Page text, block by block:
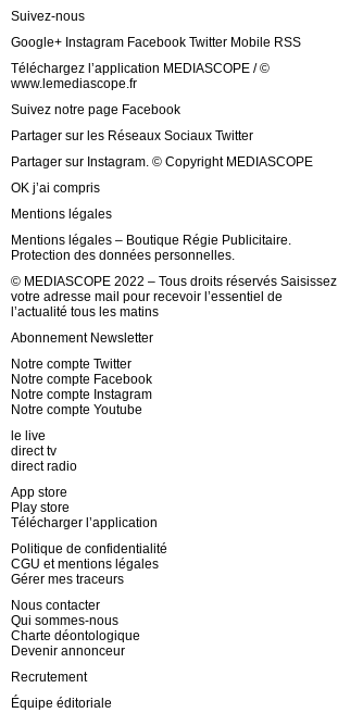
Suivez-nous
Google+ Instagram Facebook Twitter Mobile RSS
Téléchargez l’application MEDIASCOPE / ©
www.lemediascope.fr
Suivez notre page Facebook
Partager sur les Réseaux Sociaux Twitter
Partager sur Instagram. © Copyright MEDIASCOPE
OK j’ai compris
Mentions légales
Mentions légales – Boutique Régie Publicitaire.
Protection des données personnelles.
© MEDIASCOPE 2022 – Tous droits réservés Saisissez
votre adresse mail pour recevoir l’essentiel de
l’actualité tous les matins
Abonnement Newsletter
Notre compte Twitter
Notre compte Facebook
Notre compte Instagram
Notre compte Youtube
le live
direct tv
direct radio
App store
Play store
Télécharger l’application
Politique de confidentialité
CGU et mentions légales
Gérer mes traceurs
Nous contacter
Qui sommes-nous
Charte déontologique
Devenir annonceur
Recrutement
Équipe éditoriale